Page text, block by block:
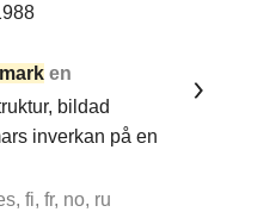
mark en
bildad
inverkan på en
fi, fr, no, ru